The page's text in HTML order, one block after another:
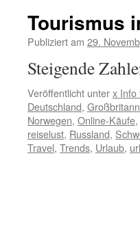
Tourismus
Publiziert am 29.
Steigende
Veröffentlicht unterx Info
Deutschland,
Norwegen, Online-Käufe,
reiselust, Russland,
Travel, Trends, Urlaub,